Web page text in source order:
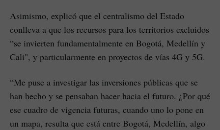
Asimismo, explicó que el centralismo del Estado
conlleva a que los recursos para los territorios excluidos
“se invierten fundamentalmente en Bogotá, Medellín y
Cali", y particularmente en proyectos de vías 4G y 5G.
“Me puse a investigar las inversiones públicas que se
han hecho y se pensaban hacer hacia el futuro. ¿Por qué
ese cuadro de vigencia futuras, cuando uno lo pone en
un mapa, resulta que está entre Bogotá, Medellín, algo